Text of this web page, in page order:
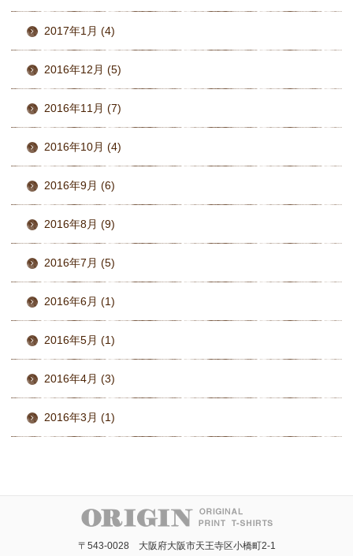
2017年1月 (4)
2016年12月 (5)
2016年11月 (7)
2016年10月 (4)
2016年9月 (6)
2016年8月 (9)
2016年7月 (5)
2016年6月 (1)
2016年5月 (1)
2016年4月 (3)
2016年3月 (1)
〒543-0028 大阪府大阪市天王寺区小橋町2-1